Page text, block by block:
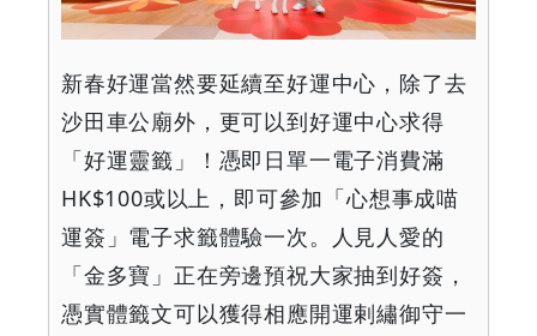
新春好運當然要延續至好運中心，除了去
沙田車公廟外，更可以到好運中心求得
「好運靈籤」！憑即日單一電子消費滿
HK$100或以上，即可參加「心想事成喵
運簽」電子求籤體驗一次。人見人愛的
「金多寶」正在旁邊預祝大家抽到好簽，
憑實體籤文可以獲得相應開運剌繡御守一